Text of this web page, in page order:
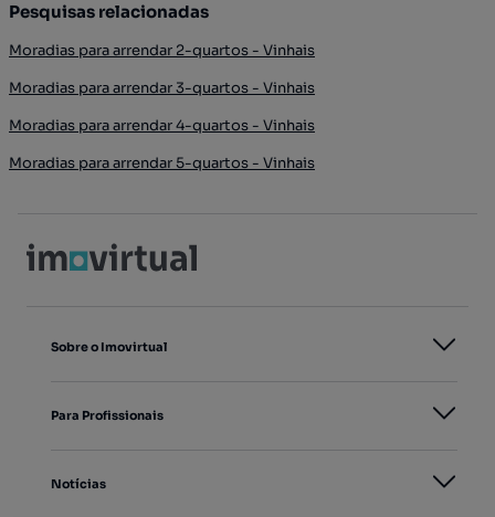
Pesquisas relacionadas
Moradias para arrendar 2-quartos - Vinhais
Moradias para arrendar 3-quartos - Vinhais
Moradias para arrendar 4-quartos - Vinhais
Moradias para arrendar 5-quartos - Vinhais
Sobre o Imovirtual
Para Profissionais
Notícias